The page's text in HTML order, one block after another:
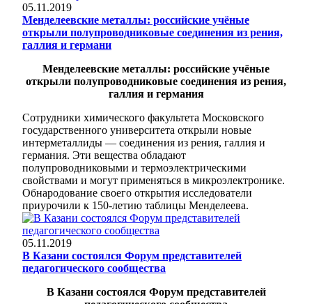
05.11.2019
Менделеевские металлы: российские учёные
открыли полупроводниковые соединения из рения,
галлия и германи
Менделеевские металлы: российские учёные
открыли полупроводниковые соединения из рения,
галлия и германия
Сотрудники химического факультета Московского
государственного университета открыли новые
интерметаллиды — соединения из рения, галлия и
германия. Эти вещества обладают
полупроводниковыми и термоэлектрическими
свойствами и могут применяться в микроэлектронике.
Обнародование своего открытия исследователи
приурочили к 150-летию таблицы Менделеева.
05.11.2019
В Казани состоялся Форум представителей
педагогического сообщества
В Казани состоялся Форум представителей